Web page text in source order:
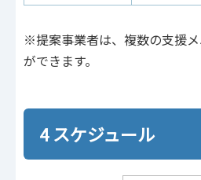
※提案事業者は、複数の支援
ができます。
4 スケジュール